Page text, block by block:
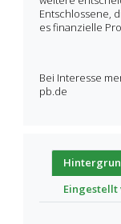
Entschlossene,
es finanzielle
Bei Interesse
pb.de
Eingestellt